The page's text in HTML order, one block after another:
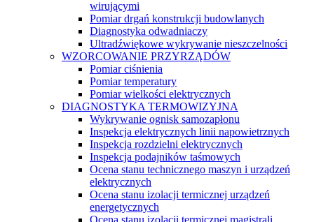
wirującymi
Pomiar drgań konstrukcji budowlanych
Diagnostyka odwadniaczy
Ultradźwiękowe wykrywanie nieszczelności
WZORCOWANIE PRZYRZĄDÓW
Pomiar ciśnienia
Pomiar temperatury
Pomiar wielkości elektrycznych
DIAGNOSTYKA TERMOWIZYJNA
Wykrywanie ognisk samozapłonu
Inspekcja elektrycznych linii napowietrznych
Inspekcja rozdzielni elektrycznych
Inspekcja podajników taśmowych
Ocena stanu technicznego maszyn i urządzeń
elektrycznych
Ocena stanu izolacji termicznej urządzeń
energetycznych